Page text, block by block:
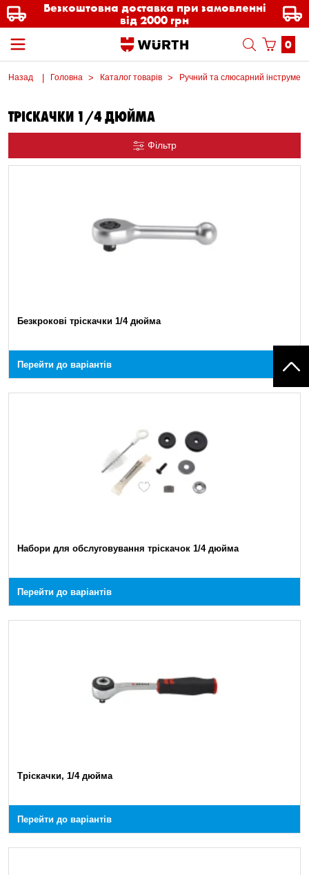
Безкоштовна доставка при замовленні
від 2000 грн
0
Назад Головна Каталог товарів Ручний та слюсарний інструмент
ТРІСКАЧКИ 1/4 ДЮЙМА
Фільтр
Безкрокові тріскачки 1/4 дюйма
Перейти до варіантів
Набори для обслуговування тріскачок 1/4 дюйма
Перейти до варіантів
Тріскачки, 1/4 дюйма
Перейти до варіантів